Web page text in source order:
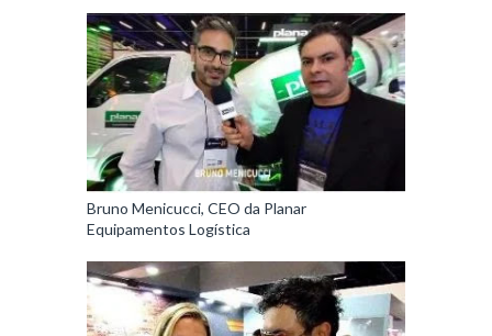
Bruno Menicucci, CEO da Planar
Equipamentos Logística